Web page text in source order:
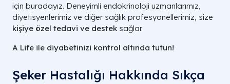
için buradayız. Deneyimli endokrinoloji uzmanlarımız,
diyetisyenlerimiz ve diğer sağlık profesyonellerimiz, size
kişiye özel tedavi ve destek sağlar.
A Life ile diyabetinizi kontrol altında tutun!
Şeker Hastalığı Hakkında Sıkça